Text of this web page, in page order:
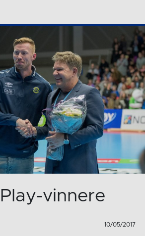
vinnere
10/05/2017